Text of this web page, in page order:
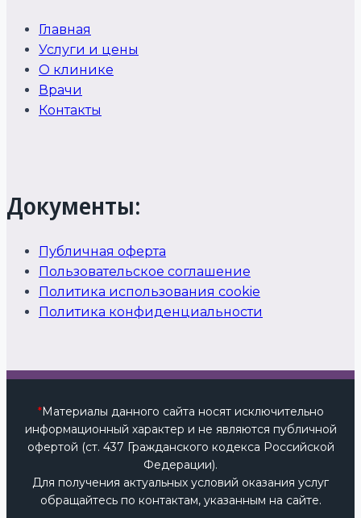
Главная
Услуги и цены
О клинике
Врачи
Контакты
Документы:
Публичная оферта
Пользовательское соглашение
Политика использования cookie
Политика конфиденциальности
*Материалы данного сайта носят исключительно
информационный характер и не являются публичной
офертой (ст. 437 Гражданского кодекса Российской
Федерации).
Для получения актуальных условий оказания услуг
обращайтесь по контактам, указанным на сайте.